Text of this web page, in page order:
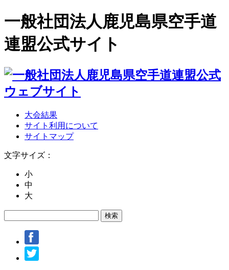
一般社団法人鹿児島県空手道
連盟公式サイト
大会結果
サイト利用について
サイトマップ
文字サイズ：
小
中
大